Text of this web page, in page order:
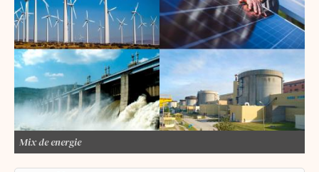
Mix de energie